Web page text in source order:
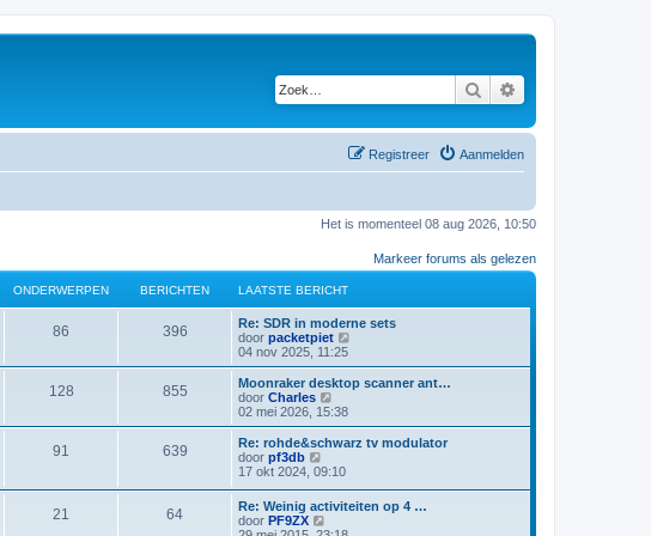
Zoek
Aanmelden
Registreer
Het is momenteel 08 aug 2026, 10:50
Markeer forums als gelezen
ONDERWERPEN BERICHTEN LAATSTE BERICHT
86
d
e
w
396B
r
i
c
h
L
a
a
t
s
t
e
e
r
i
c
h
t
Re: SDR in moderne sets
door packetpiet
k
i
j
a
t
e
04 nov 2025, 11:25
128O
855B
r
L
a
a
t
s
t
e
e
r
i
Moonraker desktop scanner ant…
door Charles
e
k
i
k
a
a
02 mei 2026, 15:38
91 639B
L
a
a
s
t
e
Re: rohde&schwarz tv modulator
door pf3db
e
j
k
17 okt 2024, 09:10
21 64B
L
a
Re: Weinig activiteiten op 4 …
door PF9ZX